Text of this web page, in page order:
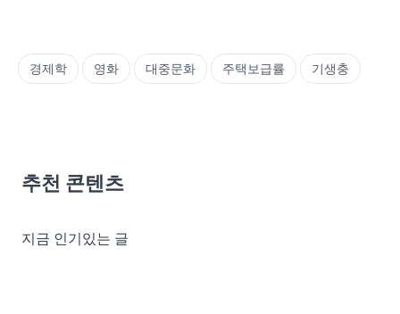
경제학 영화 대중문화 주택보급률 기생충
추천 콘텐츠
지금 인기있는 글